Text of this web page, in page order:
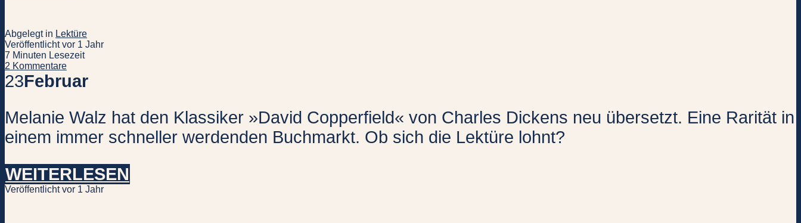
Abgelegt in Lektüre
Veröffentlicht vor 1 Jahr
7 Minuten Lesezeit
2 Kommentare
23Februar
Melanie Walz hat den Klassiker »David Copperfield« von Charles Dickens neu übersetzt. Eine Rarität in
einem immer schneller werdenden Buchmarkt. Ob sich die Lektüre lohnt?
WEITERLESEN
Veröffentlicht vor 1 Jahr